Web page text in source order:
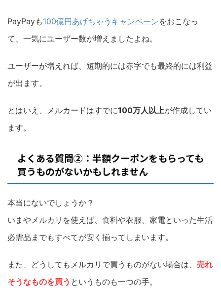
PayPayも100億円あげちゃうキャンペーンをおこなっ
て、一気にユーザー数が増えましたよね。
ユーザーが増えれば、短期的には赤字でも最終的には利益
が出ます。
とはいえ、メルカードはすでに100万人以上が作成してい
ます。
よくある質問②：半額クーポンをもらっても
買うものがないかもしれません
本当にないでしょうか？
いまやメルカリを使えば、食料や衣服、家電といった生活
必需品までもすべてが安く揃ってしまいます。
また、どうしてもメルカリで買うものがない場合は、 売れ
そうなものを買う というものも一つの手。